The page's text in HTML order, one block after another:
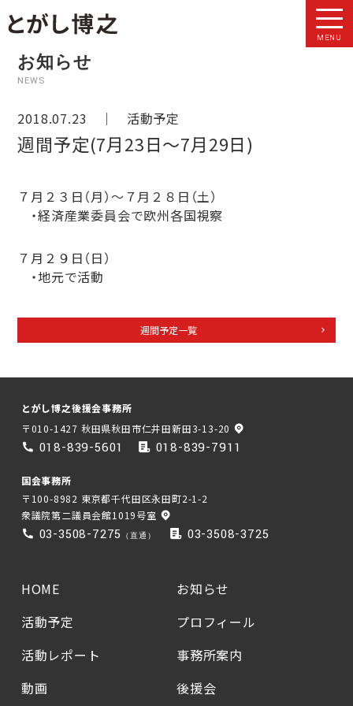
MENU
お知らせ
NEWS
2018.07.23 ｜ 活動予定
週間予定(7月23日～7月29日)
７月２３日（月）～７月２８日（土）
・経済産業委員会で欧州各国視察
７月２９日（日）
・地元で活動
週間予定一覧
とがし博之後援会事務所
〒010-1427 秋田県秋田市仁井田新田3-13-20
018-839-5601 018-839-7911
国会事務所
〒100-8982 東京都千代田区永田町2-1-2
衆議院第二議員会館1019号室
03-3508-7275 （直通） 03-3508-3725
HOME
お知らせ
活動予定
プロフィール
活動レポート
事務所案内
動画
後援会